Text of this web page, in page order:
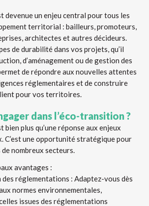
devenue un enjeu central pour tous les
territorial : bailleurs, promoteurs,
architectes et autres décideurs.
de durabilité dans vos projets, qu’il
d’aménagement ou de gestion des
de répondre aux nouvelles attentes
réglementaires et de construire
pour vos territoires.
dans l’éco-transition ?
bien plus qu’une réponse aux enjeux
C’est une opportunité stratégique pour
nombreux secteurs.
avantages :
réglementations : Adaptez-vous dès
normes environnementales,
issues des réglementations